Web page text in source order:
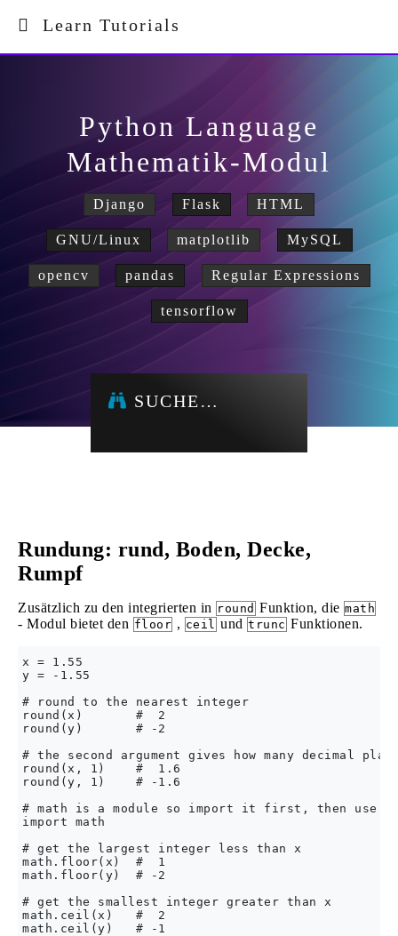
Learn Tutorials
Python Language
Mathematik-Modul
Django Flask HTML
GNU/Linux matplotlib MySQL
opencv pandas Regular Expressions
tensorflow
SUCHE…
Rundung: rund, Boden, Decke,
Rumpf
Zusätzlich zu den integrierten in round Funktion, die math
- Modul bietet den floor , ceil und trunc Funktionen.
x = 1.55
y = -1.55
# round to the nearest integer
round(x)       #  2
round(y)       # -2
# the second argument gives how many decimal
round(x, 1)    #  1.6
round(y, 1)    # -1.6
# math is a module so import it first, then use
import math
# get the largest integer less than x
math.floor(x)  #  1
math.floor(y)  # -2
# get the smallest integer greater than x
math.ceil(x)   #  2
math.ceil(y)   # -1